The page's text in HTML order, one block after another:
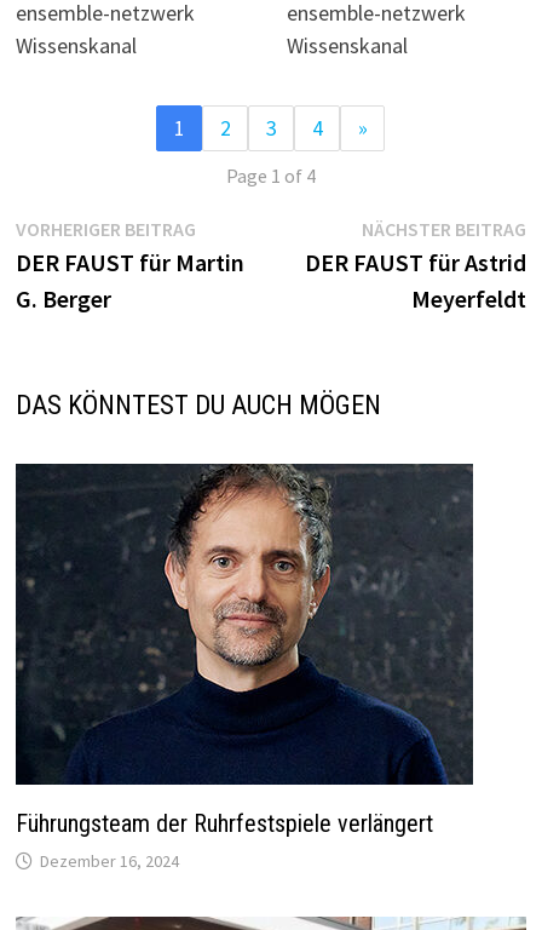
ensemble-netzwerk
Wissenskanal
ensemble-netzwerk
Wissenskanal
1 2 3 4 »
Page 1 of 4
Beitragsnavigation
VORHERIGER BEITRAG
Beitrag:
DER FAUST für Martin
G. Berger
NÄCHSTER BEITRAG
DER FAUST für Astrid
Meyerfeldt
DAS KÖNNTEST DU AUCH MÖGEN
Führungsteam der Ruhrfestspiele verlängert
Dezember 16, 2024